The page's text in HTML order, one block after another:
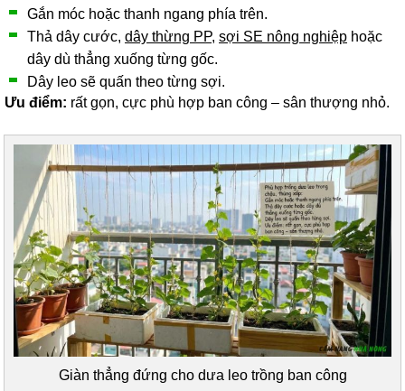
Gắn móc hoặc thanh ngang phía trên.
Thả dây cước, dây thừng PP, sợi SE nông nghiệp hoặc
dây dù thẳng xuống từng gốc.
Dây leo sẽ quấn theo từng sợi.
Ưu điểm: rất gọn, cực phù hợp ban công – sân thượng nhỏ.
Giàn thẳng đứng cho dưa leo trồng ban công